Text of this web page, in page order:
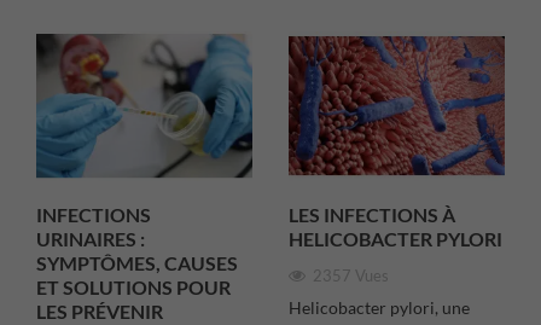
INFECTIONS
URINAIRES :
SYMPTÔMES, CAUSES
ET SOLUTIONS POUR
LES PRÉVENIR
LES INFECTIONS À
HELICOBACTER PYLORI
2357 Vues
Helicobacter pylori, une